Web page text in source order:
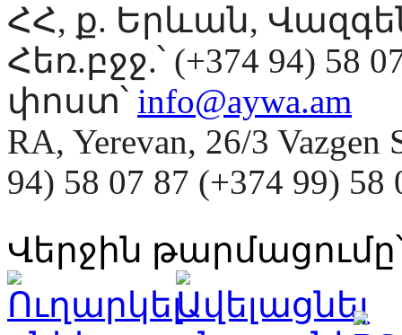
ՀՀ, ք. Երևան,
Հեռ.բջջ.՝ (+374 94) 58
փոստ՝ info@aywa.am
RA, Yerevan, 26/3
94) 58 07 87 (+374 99)
Վերջին